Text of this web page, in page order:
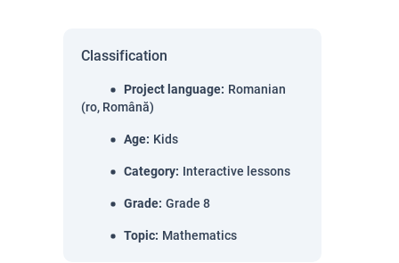
Classification
Project language: Romanian
(ro, Română)
Age: Kids
Category: Interactive lessons
Grade: Grade 8
Topic: Mathematics